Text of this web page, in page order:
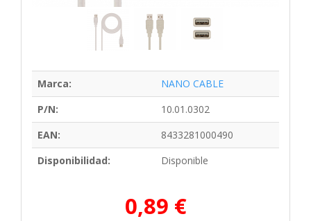
Marca:
NANO CABLE
P/N:
10.01.0302
EAN:
8433281000490
Disponibilidad:
Disponible
0,89 €